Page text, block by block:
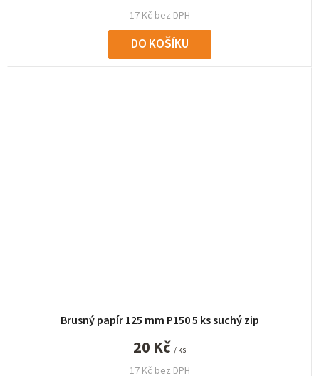
17 Kč bez DPH
DO KOŠÍKU
Brusný papír 125 mm P150 5 ks suchý zip
17 Kč bez DPH
20 Kč / ks